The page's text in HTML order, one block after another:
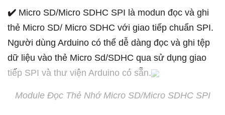
✔️ Micro SD/Micro SDHC SPI là modun đọc và ghi
thẻ Micro SD/ Micro SDHC với giao tiếp chuẩn SPI.
Người dùng Arduino có thể dễ dàng đọc và ghi tệp
dữ liệu vào thẻ Micro Sd/SDHC qua sử dụng giao
tiếp SPI và thư viện Arduino có sẵn.
Module Đọc Thẻ Nhớ Micro SD/Micro SDHC SPI